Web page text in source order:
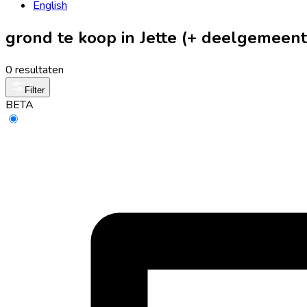
English
grond te koop in Jette (+
0 resultaten
Filter
BETA